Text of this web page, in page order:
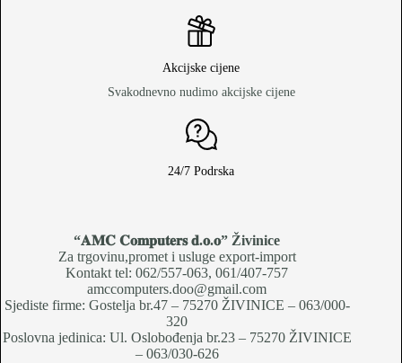
Akcijske cijene
Svakodnevno nudimo akcijske cijene
24/7 Podrska
“𝐀𝐌𝐂 𝐂𝐨𝐦𝐩𝐮𝐭𝐞𝐫𝐬 𝐝.𝐨.𝐨” Živinice
Za trgovinu,promet i usluge export-import
Kontakt tel: 062/557-063, 061/407-757
amccomputers.doo@gmail.com
Sjediste firme: Gostelja br.47 – 75270 ŽIVINICE – 063/000-
320
Poslovna jedinica: Ul. Oslobođenja br.23 – 75270 ŽIVINICE
– 063/030-626